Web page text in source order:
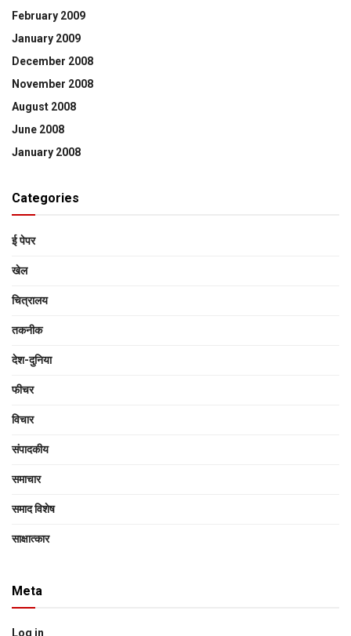
February 2009
January 2009
December 2008
November 2008
August 2008
June 2008
January 2008
Categories
ई पेपर
खेल
चित्रालय
तकनीक
देश-दुनिया
फीचर
विचार
संपादकीय
समाचार
समाद विशेष
साक्षात्‍कार
Meta
Log in